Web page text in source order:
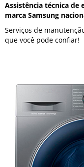
Assistência técnica de
marca Samsung
Serviços de
que você pode confiar!